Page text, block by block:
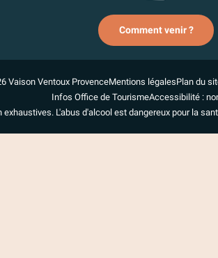
Comment venir ?
Vaison Ventoux ProvenceMentions légalesPlan du
Infos Office de TourismeAccessibilité :
exhaustives. L'abus d'alcool est dangereux pour la